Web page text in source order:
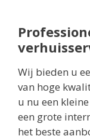
Wij bieden u
van hoge
u nu een
een grote
het beste